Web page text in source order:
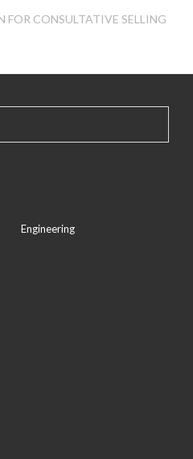
CONSULTATIVE SELLING
Engineering